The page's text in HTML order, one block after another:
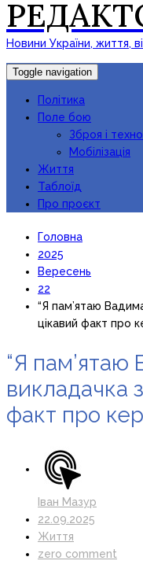
Новини України, життя,
Toggle navigation
Політика
Поле бою
Зброя і
Мобілізація
Життя
Таблоїд
Про проєкт
Головна
2025
Вересень
22
“Я пам’ятаю
цікавий факт про
“Я пам’ятаю
викладачка
факт про
Іван Мазур
22.09.2025
Життя
zero comment